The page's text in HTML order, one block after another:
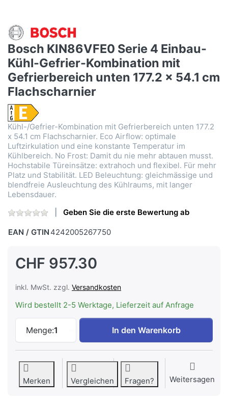
Bosch KIN86VFE0 Serie 4 Einbau-
Kühl-Gefrier-Kombination mit
Gefrierbereich unten 177.2 x 54.1 cm
Flachscharnier
Kühl-/Gefrier-Kombination mit Gefrierbereich unten 177.2
x 54.1 cm Flachscharnier. Eco Airflow: optimale
Luftzirkulation und eine konstante Temperatur im
Kühlbereich. No Frost: Damit du nie mehr abtauen musst.
Hochstabile Türeinsätze: extrahoch und flexibel. Für mehr
Platz und Stabilität. LED Beleuchtung: gleichmässige und
blendfreie Ausleuchtung des Kühlraums, mit langer
Lebensdauer.
Geben Sie die erste Bewertung ab
EAN / GTIN 4242005267750
CHF 957.30
inkl. MwSt. zzgl. Versandkosten
Wird bestellt 2-5 Werktage, Lieferzeit auf Anfrage
Menge:1
Bosch KIN86VFE0 Serie 4 Einbau-Kühl-
In den Warenkorb
Merken Vergleichen Fragen? Weitersagen